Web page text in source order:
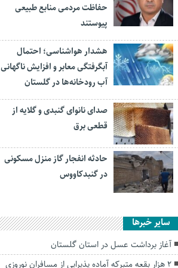
حفاظت مردمی منابع طبیعی
پیوستند
هشدار هواشناسی؛ احتمال
آبگرفتگی معابر و افزایش ناگهانی
آب رودخانه‌ها در گلستان
صدای نانوای گنبدی و گلایه از
قطعی برق
حادثه انفجار گاز منزل مسکونی
در گنبدکاووس
سایر خبرها
آغاز برداشت عسل در استان گلستان
۲ هزار بقعه متبرکه آماده پذیرایی از مسافران نوروزی